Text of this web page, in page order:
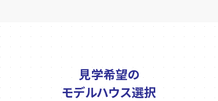
見学希望の
モデルハウス選択